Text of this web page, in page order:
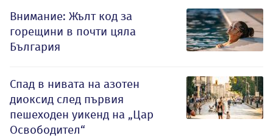
Внимание: Жълт код за
горещини в почти цяла
България
Спад в нивата на азотен
диоксид след първия
пешеходен уикенд на „Цар
Освободител“